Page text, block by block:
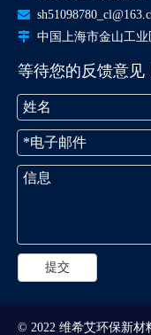

 中国上海市金山工业
等待您的反馈意见
提交
© 2022 维希艾环保新材